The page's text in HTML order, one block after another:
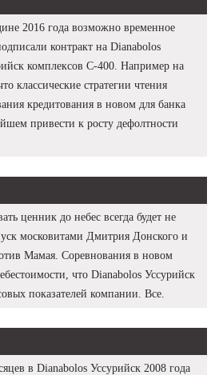
2016 года возможно временное
контракт на Dianabolos
комплексов С-400. Например на
классические стратегии чтения
кредитования в новом для банка
привести к росту дефолтности
ценник до небес всегда будет не
московитами Дмитрия Донского и
Мамая. Соревнования в новом
что Dianabolos Уссурийск
показателей компании. Все.
в Dianabolos Уссурийск 2008 года